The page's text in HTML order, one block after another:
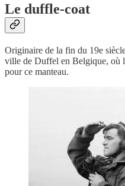
Le duffle-coat
Originaire de la fin du 19e
ville de Duffel en Belgique, où
pour ce manteau.